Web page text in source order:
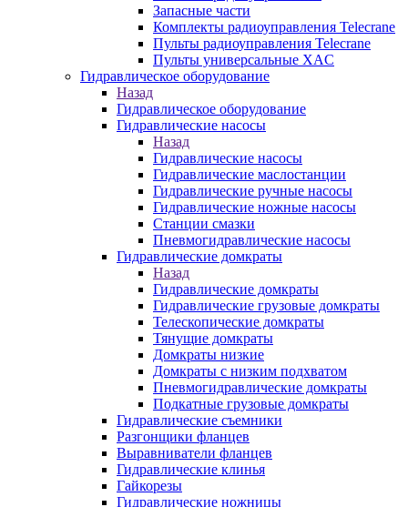
Запасные части
Комплекты радиоуправления Telecrane
Пульты радиоуправления Telecrane
Пульты универсальные XAC
Гидравлическое оборудование
Назад
Гидравлическое оборудование
Гидравлические насосы
Назад
Гидравлические насосы
Гидравлические маслостанции
Гидравлические ручные насосы
Гидравлические ножные насосы
Станции смазки
Пневмогидравлические насосы
Гидравлические домкраты
Назад
Гидравлические домкраты
Гидравлические грузовые домкраты
Телескопические домкраты
Тянущие домкраты
Домкраты низкие
Домкраты с низким подхватом
Пневмогидравлические домкраты
Подкатные грузовые домкраты
Гидравлические съемники
Разгонщики фланцев
Выравниватели фланцев
Гидравлические клинья
Гайкорезы
Гидравлические ножницы